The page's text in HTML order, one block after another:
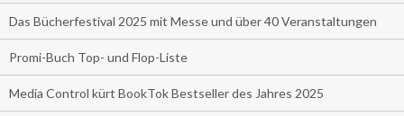
Das Bücherfestival 2025 mit Messe und über 40 Veranstaltungen
Promi-Buch Top- und Flop-Liste
Media Control kürt BookTok Bestseller des Jahres 2025